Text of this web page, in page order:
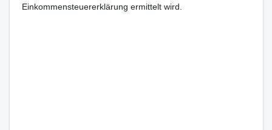
Einkommensteuererklärung ermittelt wird.